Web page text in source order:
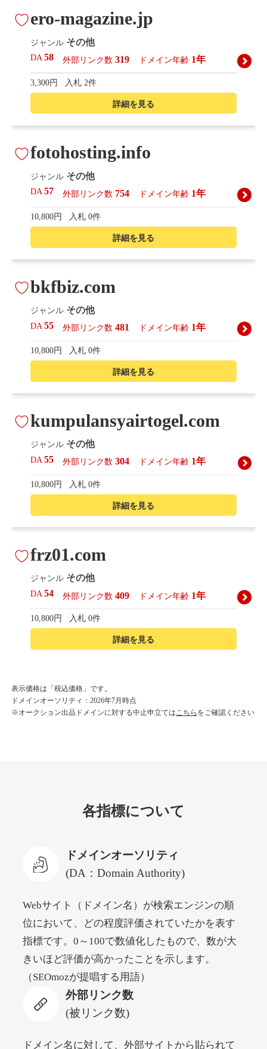
詳細を見る
ero-magazine.jp
ジャンル その他
DA58 外部リンク数 319 ドメイン年齢 1年
3,300円 入札 2件
詳細を見る
fotohosting.info
ジャンル その他
DA57 外部リンク数 754 ドメイン年齢 1年
10,800円 入札 0件
詳細を見る
bkfbiz.com
ジャンル その他
DA55 外部リンク数 481 ドメイン年齢 1年
10,800円 入札 0件
詳細を見る
kumpulansyairtogel.com
ジャンル その他
DA55 外部リンク数 304 ドメイン年齢 1年
10,800円 入札 0件
詳細を見る
frz01.com
ジャンル その他
DA54 外部リンク数 409 ドメイン年齢 1年
10,800円 入札 0件
korean-beautyshop.com
ジャンルその他
詳細を見る
newyorktodaylive.com
DA53 外部リンク数 430 ドメイン年齢
詳細を見る
dog-life-jacket.com
ジャンルその他
外部リンク数393
入札 0件
表示価格は「税込価格」です。
ドメインオーソリティ：2026年7月時点
※オークション出品ドメインに対する中止申立てはこちら をご確認ください
各指標について
ドメインオーソリティ
(DA：Domain Authority)
Webサイト（ドメイン名）が検索エンジンの順
位において、どの程度評価されていたかを表す
指標です。0～100で数値化したもので、数が大
きいほど評価が高かったことを示します。
（SEOmozが提唱する用語）
外部リンク数
(被リンク数)
ドメイン名に対して、外部サイトから貼られて